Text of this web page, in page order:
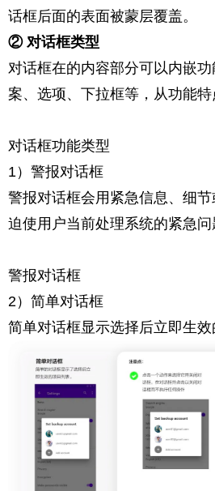
话框后面的表面被蒙层覆盖。
② 对话框类型
对话框在的内容部分可以内嵌
案、选项、下拉框等，从功能
对话框功能类型
1）警报对话框
警报对话框会用紧急信息、细节
迫使用户当前处理系统的紧急问
警报对话框
2）简单对话框
简单对话框显示选择后立即生